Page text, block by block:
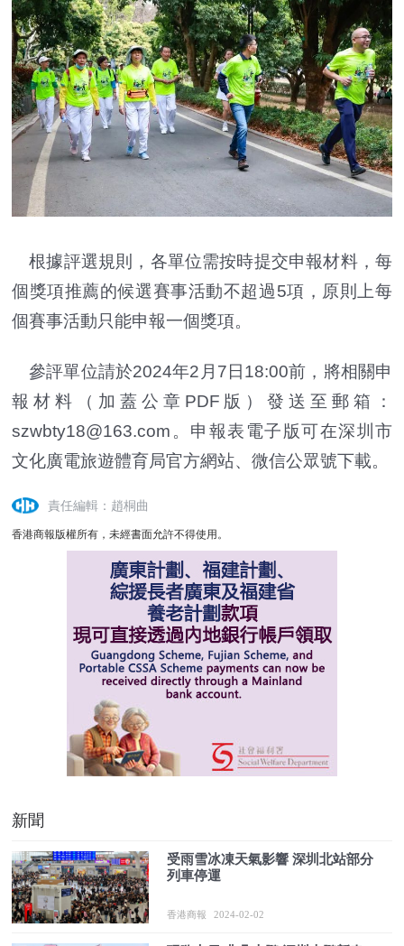
根據評選規則，各單位需按時提交申報材料，每
個獎項推薦的候選賽事活動不超過5項，原則上每
個賽事活動只能申報一個獎項。
參評單位請於2024年2月7日18:00前，將相關申
報材料（加蓋公章PDF版）發送至郵箱：
szwbty18@163.com。申報表電子版可在深圳市
文化廣電旅遊體育局官方網站、微信公眾號下載。
責任編輯：趙桐曲
香港商報版權所有，未經書面允許不得使用。
新聞
受雨雪冰凍天氣影響 深圳北站部分
列車停運
香港商報 2024-02-02